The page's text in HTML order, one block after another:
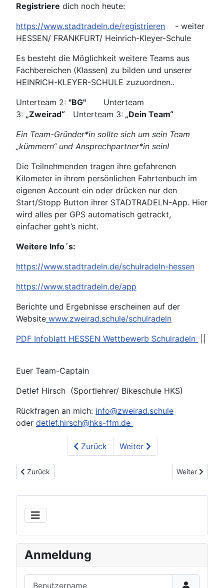
Anmeldung
Registriere dich noch heute:
https://www.stadtradeln.de/registrieren - weiter
HESSEN/ FRANKFURT/ Heinrich-Kleyer-Schule
Es besteht die Möglichkeit weitere Teams aus
Fachbereichen (Klassen) zu bilden und unserer
HEINRICH-KLEYER-SCHULE zuzuordnen..
Unterteam 2: "BG" Unterteam
3: „Zweirad“ Unterteam 3: „Dein Team“
Ein Team-Gründer*in sollte sich um sein Team
„kümmern“ und Ansprechpartner*in sein!
Die Teilnehmenden tragen ihre gefahrenen
Kilometer in ihrem persönlichen Fahrtenbuch im
eigenen Account ein oder drücken nur den
Start/Stopp Button ihrer STADTRADELN-App. Hier
wird alles per GPS automatisch getrackt,
einfacher geht’s nicht.
Weitere Info´s:
https://www.stadtradeln.de/schulradeln-hessen
https://www.stadtradeln.de/app
Berichte und Ergebnisse erscheinen auf der
Website www.zweirad.schule/schulradeln
PDF Infoblatt HESSEN Wettbewerb Schulradeln
Euer Team-Captain
Detlef Hirsch (Sportlehrer/ Bikeschule HKS)
Rückfragen an mich: info@zweirad.schule
oder detlef.hirsch@hks-ffm.de
Zurück Weiter
Vorheriger Beitrag: Schulradeln 2020 + Ergebnisse
Zurück Nächster
Weiter